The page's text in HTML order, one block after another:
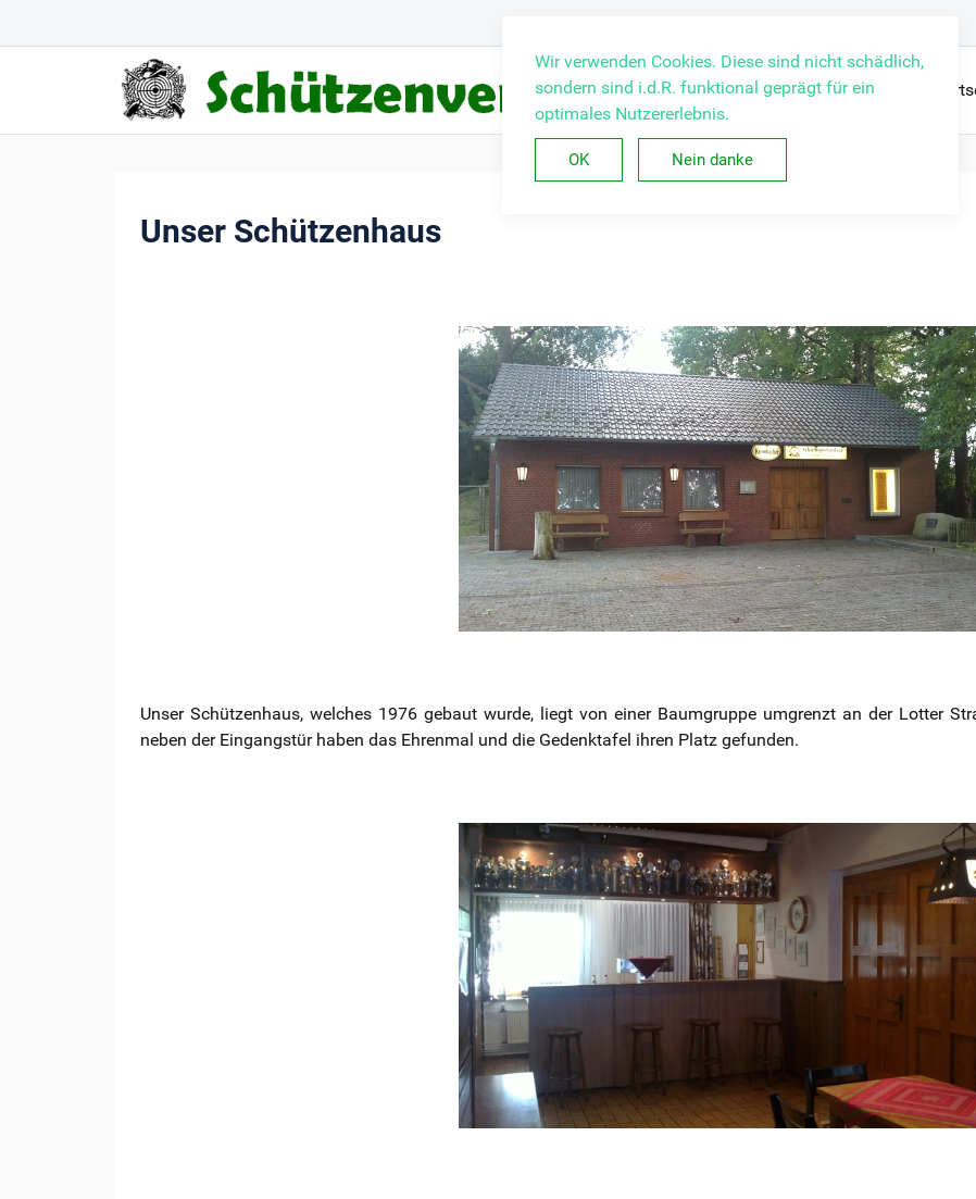
Wir verwenden Cookies. Diese sind nicht schädlich,
sondern sind i.d.R. funktional geprägt für ein
optimales Nutzererlebnis.
OK Nein danke
Unser Schützenhaus
Unser Schützenhaus, welches 1976 gebaut wurde, liegt von einer Baumgruppe umgrenzt an der Lotter
neben der Eingangstür haben das Ehrenmal und die Gedenktafel ihren Platz gefunden.